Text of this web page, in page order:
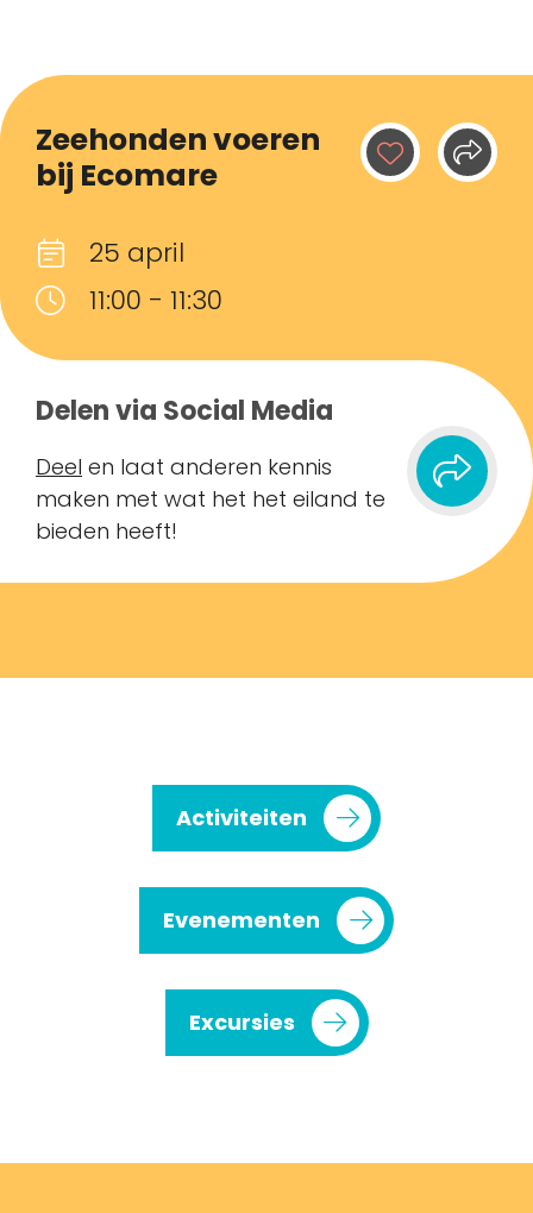
Zeehonden voeren
bij Ecomare
25 april
11:00 - 11:30
Delen via Social Media
Deel en laat anderen kennis
maken met wat het het eiland te
bieden heeft!
Activiteiten
Evenementen
Excursies